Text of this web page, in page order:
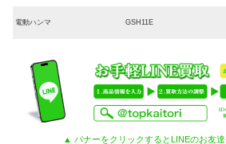
電動ハンマ GSH11E
▲ バナーをクリックするとLINEのお友達